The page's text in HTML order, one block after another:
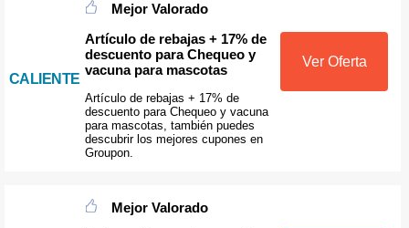
CALIENTE
Mejor Valorado
Artículo de rebajas + 17% de
descuento para Chequeo y
vacuna para mascotas
Artículo de rebajas + 17% de
descuento para Chequeo y vacuna
para mascotas, también puedes
descubrir los mejores cupones en
Groupon.
Ver Oferta
Mejor Valorado